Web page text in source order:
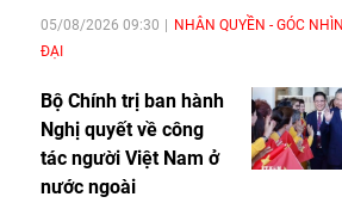
05/08/2026 09:30
NHÂN QUYỀN - GÓC
ĐẠI
Bộ Chính trị ban hành
Nghị quyết về công
tác người Việt Nam ở
nước ngoài